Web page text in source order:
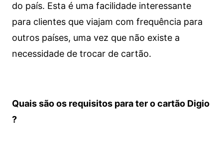
do país. Esta é uma facilidade interessante
para clientes que viajam com frequência para
outros países, uma vez que não existe a
necessidade de trocar de cartão.
Quais são os requisitos para ter o cartão Digio
?